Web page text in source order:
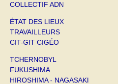
COLLECTIF ADN
ÉTAT DES LIEUX
TRAVAILLEURS
CIT-GIT CIGÉO
TCHERNOBYL
FUKUSHIMA
HIROSHIMA - NAGASAKI